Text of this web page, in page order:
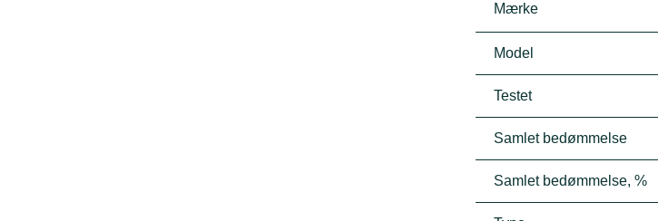
Mærke
Model
Testet
Samlet bedømmelse
Samlet bedømmelse, %